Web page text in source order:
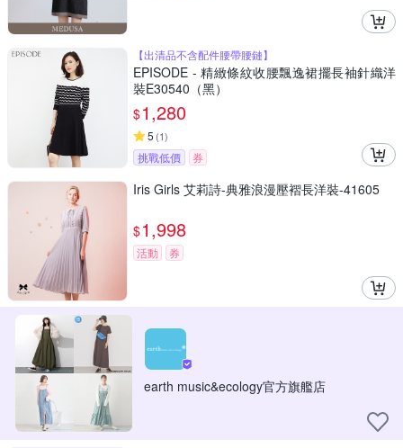
【出清品不含配件腰帶腰鏈】
EPISODE - 精緻條紋收腰飄逸裙擺長袖針織洋
裝E30540（黑）
$1,280
5 (1)
挑戰低價 券
Iris Girls 艾莉詩-典雅浪漫壓褶長洋裝-41605
$1,998
活動 券
earth music&ecology官方旗艦店